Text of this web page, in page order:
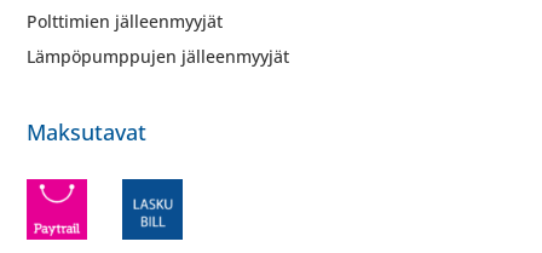
Polttimien jälleenmyyjät
Lämpöpumppujen jälleenmyyjät
Maksutavat